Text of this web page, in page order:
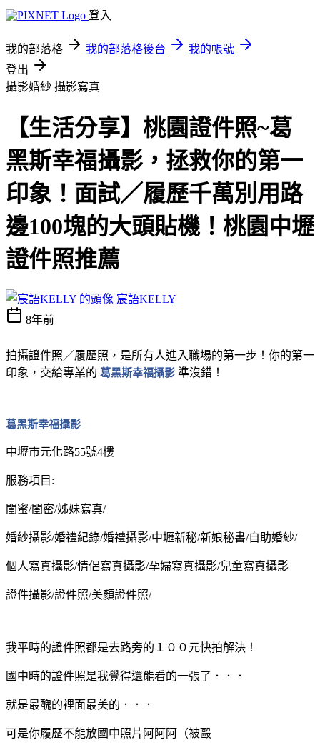
登入
我的部落格 我的部落格後台
我的帳號
登出
攝影婚紗 攝影寫真
【生活分享】桃園證件照~葛
黑斯幸福攝影，拯救你的第一
印象！面試／履歷千萬別用路
邊100塊的大頭貼機！桃園中壢
證件照推薦
宸語KELLY
8年前
拍攝證件照／履歷照，是所有人進入職場的第一步！你的第一
印象，交給專業的 葛黑斯幸福攝影 準沒錯！
葛黑斯幸福攝影
中壢市元化路55號4樓
服務項目:
閨蜜/閨密/姊妹寫真/
婚紗攝影/婚禮紀錄/婚禮攝影/中壢新秘/新娘秘書/自助婚紗/
個人寫真攝影/情侶寫真攝影/孕婦寫真攝影/兒童寫真攝影
證件攝影/證件照/美顏證件照/
我平時的證件照都是去路旁的１００元快拍解決！
國中時的證件照是我覺得還能看的一張了．．．
就是最醜的裡面最美的．．．
可是你履歷不能放國中照片阿阿阿（被毆